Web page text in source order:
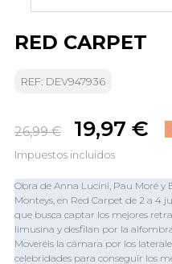
RED CARPET
REF: DEV947936
26,99 € 19,97 €
Impuestos incluidos
Obra de Anna Lucini, Pau Moré y
Monteys, en Red Carpet de 2 a 4
que busca captar los mejores
limusina y desfilan por la
Moveréis la cámara por los
celebridades para conseguir los